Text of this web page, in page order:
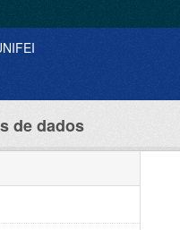
de dados